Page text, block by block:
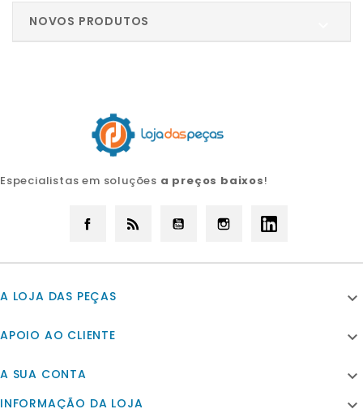
NOVOS PRODUTOS
Especialistas em soluções a preços baixos!
Facebook YouTube Instagram
A LOJA DAS PEÇAS 
APOIO AO CLIENTE 
A SUA CONTA 
INFORMAÇÃO DA LOJA